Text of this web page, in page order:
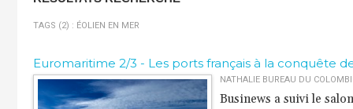
TAGS (2) : ÉOLIEN EN MER
Euromaritime 2/3 - Les ports français à la conquête
NATHALIE BUREAU DU
Businews a suivi le